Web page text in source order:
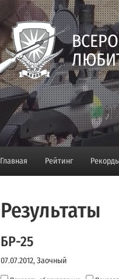
Главная Рейтинг
Результаты
БР-25
07.07.2012, Заочный